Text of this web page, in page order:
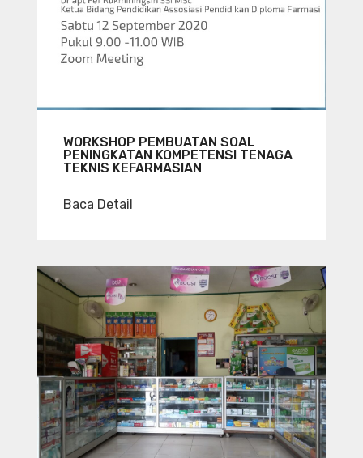
WORKSHOP PEMBUATAN SOAL
PENINGKATAN KOMPETENSI TENAGA
TEKNIS KEFARMASIAN
Baca Detail